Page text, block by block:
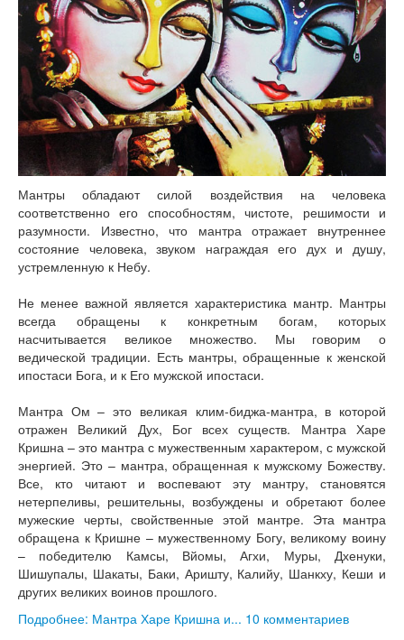
Мантры обладают силой воздействия на человека
соответственно его способностям, чистоте, решимости и
разумности. Известно, что мантра отражает внутреннее
состояние человека, звуком награждая его дух и душу,
устремленную к Небу.
Не менее важной является характеристика мантр. Мантры
всегда обращены к конкретным богам, которых
насчитывается великое множество. Мы говорим о
ведической традиции. Есть мантры, обращенные к женской
ипостаси Бога, и к Его мужской ипостаси.
Мантра Ом – это великая клим-биджа-мантра, в которой
отражен Великий Дух, Бог всех существ. Мантра Харе
Кришна – это мантра с мужественным характером, с мужской
энергией. Это – мантра, обращенная к мужскому Божеству.
Все, кто читают и воспевают эту мантру, становятся
нетерпеливы, решительны, возбуждены и обретают более
мужеские черты, свойственные этой мантре. Эта мантра
обращена к Кришне – мужественному Богу, великому воину
– победителю Камсы, Вйомы, Агхи, Муры, Дхенуки,
Шишупалы, Шакаты, Баки, Аришту, Калийу, Шанкху, Кеши и
других великих воинов прошлого.
Подробнее: Мантра Харе Кришна и... 10 комментариев